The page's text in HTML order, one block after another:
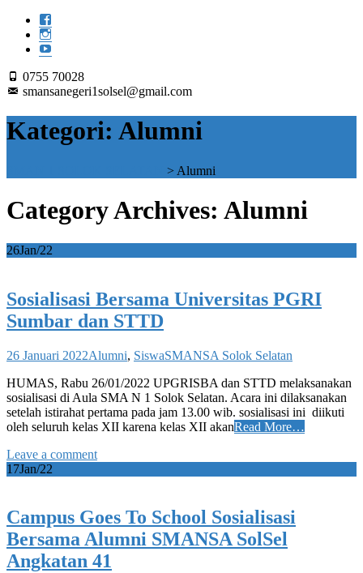
0755 70028
smansanegeri1solsel@gmail.com
Kategori: Alumni
> Alumni
Category Archives: Alumni
26Jan/22
Sosialisasi Bersama Universitas PGRI
Sumbar dan STTD
26 Januari 2022Alumni, SiswaSMANSA Solok Selatan
HUMAS, Rabu 26/01/2022 UPGRISBA dan STTD melaksanakan
sosialisasi di Aula SMA N 1 Solok Selatan. Acara ini dilaksanakan
setelah istirahat pertama pada jam 13.00 wib. sosialisasi ini diikuti
oleh seluruh kelas XII karena kelas XII akanRead More…
Leave a comment
17Jan/22
Campus Goes To School Sosialisasi
Bersama Alumni SMANSA SolSel
Angkatan 41